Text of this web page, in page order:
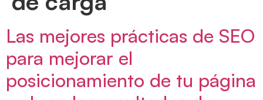
Las mejores prácticas de SEO
para mejorar el
posicionamiento de tu página